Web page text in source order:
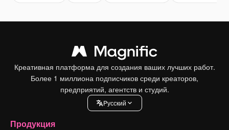
Креативная платформа для создания ваших лучших работ.
Более 1 миллиона подписчиков среди креаторов,
предприятий, агентств и студий.
Pусский
Продукция